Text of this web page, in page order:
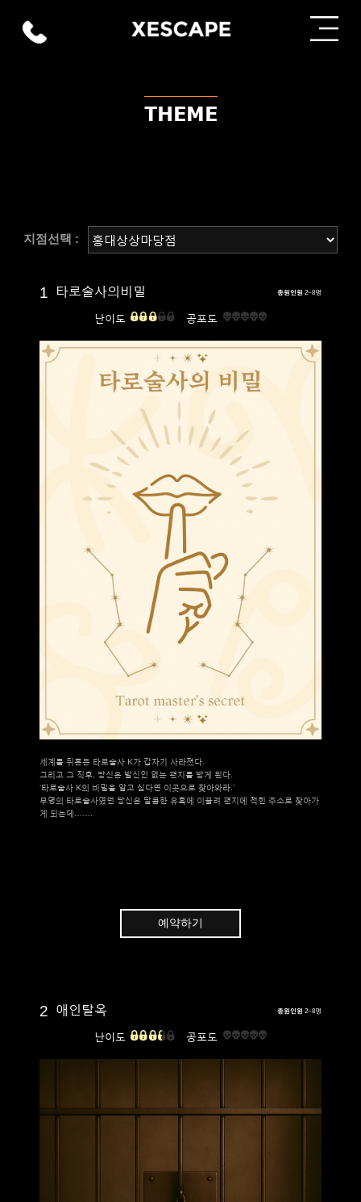
THEME
지점선택 :
1 타로술사의비밀 총원인원 2~8명
난이도 공포도
세계를 뒤흔든 타로술사 K가 갑자기 사라졌다.
그리고 그 직후, 당신은 발신인 없는 편지를 받게 된다.
‘타로술사 K의 비밀을 알고 싶다면 이곳으로 찾아와라.’
무명의 타로술사였던 당신은 달콤한 유혹에 이끌려 편지에 적힌 주소로 찾아가
게 되는데…….
예약하기
2 애인탈옥 총원인원 2~8명
난이도 공포도